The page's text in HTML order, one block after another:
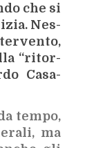
che si
Nes­
“ri­tor­
Ca­sa­
tem­po,
ma